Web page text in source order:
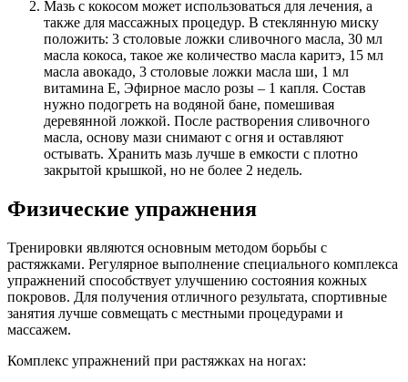
Мазь с кокосом может использоваться для лечения, а
также для массажных процедур. В стеклянную миску
положить: 3 столовые ложки сливочного масла, 30 мл
масла кокоса, такое же количество масла каритэ, 15 мл
масла авокадо, 3 столовые ложки масла ши, 1 мл
витамина Е, Эфирное масло розы – 1 капля. Состав
нужно подогреть на водяной бане, помешивая
деревянной ложкой. После растворения сливочного
масла, основу мази снимают с огня и оставляют
остывать. Хранить мазь лучше в емкости с плотно
закрытой крышкой, но не более 2 недель.
Физические упражнения
Тренировки являются основным методом борьбы с
растяжками. Регулярное выполнение специального комплекса
упражнений способствует улучшению состояния кожных
покровов. Для получения отличного результата, спортивные
занятия лучше совмещать с местными процедурами и
массажем.
Комплекс упражнений при растяжках на ногах: